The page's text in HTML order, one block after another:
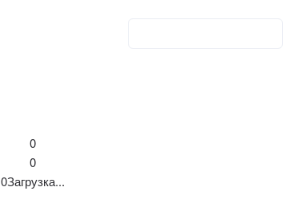
0
0
0Загрузка...